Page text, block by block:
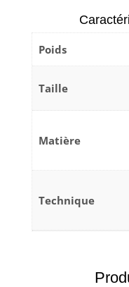
Poids
Taille
Matière
Technique